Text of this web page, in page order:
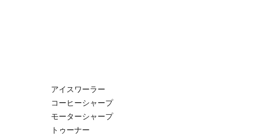
アイスワーラー
コーヒーシャープ
モーターシャープ
トゥーナー